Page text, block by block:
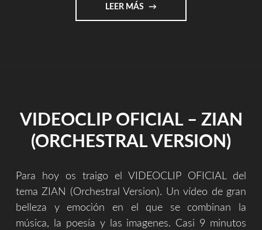
LEER MÁS "FOTOS
CONCIERTO
VIDEOCLIP OFICIAL – ZIAN
(ORCHESTRAL VERSION)
Para hoy os traigo el VIDEOCLIP OFICIAL del
tema ZIAN (Orchestral Version). Un vídeo de gran
belleza y emoción en el que se combinan la
música, la poesía y las imagenes. Casi 9 minutos